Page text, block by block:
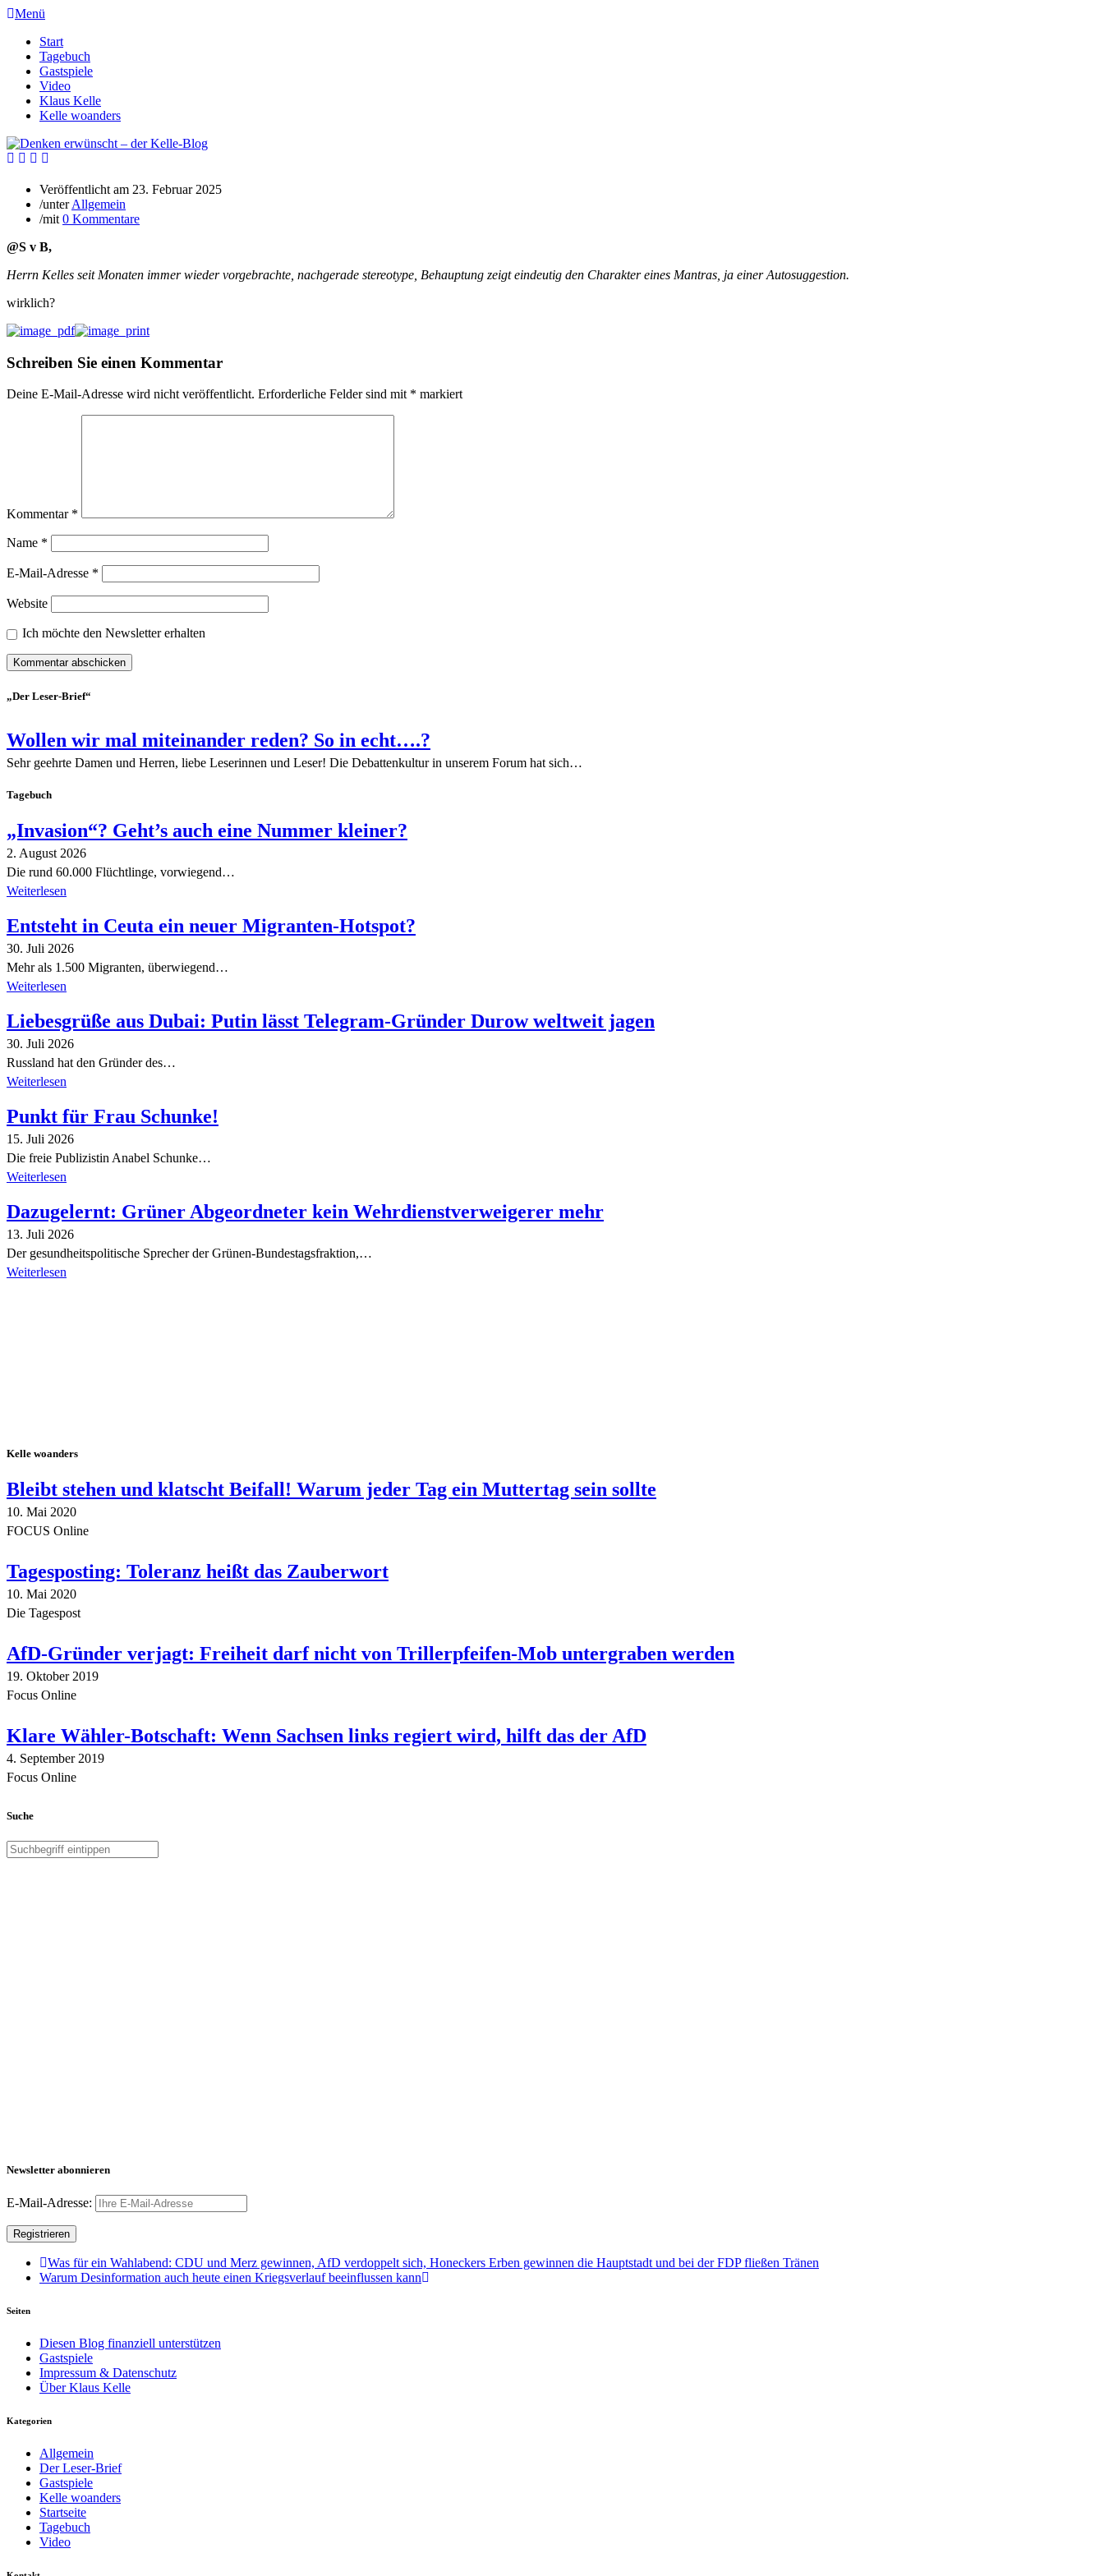
Menü
Start
Tagebuch
Gastspiele
Video
Klaus Kelle
Kelle woanders
Veröffentlicht am 23. Februar 2025
/unterAllgemein
/mit 0 Kommentare
@S v B,
Herrn Kelles seit Monaten immer wieder vorgebrachte, nachgerade stereotype, Behauptung zeigt eindeutig den Charakter eines Mantras, ja einer Autosuggestion.
wirklich?
Schreiben Sie einen Kommentar
Deine E-Mail-Adresse wird nicht veröffentlicht. Erforderliche Felder sind mit * markiert
Kommentar *
Name *
E-Mail-Adresse *
Website
Ich möchte den Newsletter erhalten
„Der Leser-Brief“
Wollen wir mal miteinander reden? So in echt….?
Sehr geehrte Damen und Herren, liebe Leserinnen und Leser! Die Debattenkultur in unserem Forum hat sich…
Tagebuch
„Invasion“? Geht’s auch eine Nummer kleiner?
2. August 2026
Die rund 60.000 Flüchtlinge, vorwiegend…
Weiterlesen
Entsteht in Ceuta ein neuer Migranten-Hotspot?
30. Juli 2026
Mehr als 1.500 Migranten, überwiegend…
Weiterlesen
Liebesgrüße aus Dubai: Putin lässt Telegram-Gründer Durow weltweit jagen
30. Juli 2026
Russland hat den Gründer des…
Weiterlesen
Punkt für Frau Schunke!
15. Juli 2026
Die freie Publizistin Anabel Schunke…
Weiterlesen
Dazugelernt: Grüner Abgeordneter kein Wehrdienstverweigerer mehr
13. Juli 2026
Der gesundheitspolitische Sprecher der Grünen-Bundestagsfraktion,…
Weiterlesen
Kelle woanders
Bleibt stehen und klatscht Beifall! Warum jeder Tag ein Muttertag sein sollte
10. Mai 2020
FOCUS Online
Tagesposting: Toleranz heißt das Zauberwort
10. Mai 2020
Die Tagespost
AfD-Gründer verjagt: Freiheit darf nicht von Trillerpfeifen-Mob untergraben werden
19. Oktober 2019
Focus Online
Klare Wähler-Botschaft: Wenn Sachsen links regiert wird, hilft das der AfD
4. September 2019
Focus Online
Suche
Newsletter abonnieren
E-Mail-Adresse:
Was für ein Wahlabend: CDU und Merz gewinnen, AfD verdoppelt sich, Honeckers Erben gewinnen die Hauptstadt und bei der FDP fließen Tränen
Warum Desinformation auch heute einen Kriegsverlauf beeinflussen kann
Seiten
Diesen Blog finanziell unterstützen
Gastspiele
Impressum & Datenschutz
Über Klaus Kelle
Kategorien
Allgemein
Der Leser-Brief
Gastspiele
Kelle woanders
Startseite
Tagebuch
Video